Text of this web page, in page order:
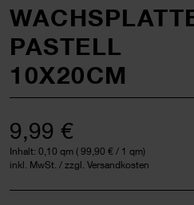
PASTELL
10X20CM
9,99 €
Inhalt: 0,10 qm ( 99,90 € / 1 qm)
inkl. MwSt. / zzgl. Versandkosten